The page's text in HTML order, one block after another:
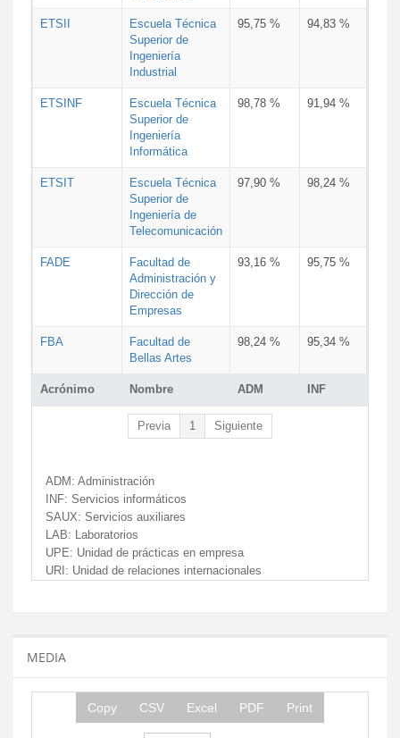
Acrónimo Nombre ADM INF
ETSII
Escuela Técnica
Superior de
Ingeniería
Industrial
95,75 % 94,83 %
ETSINF
Escuela Técnica
Superior de
Ingeniería
Informática
98,78 % 91,94 %
ETSIT
Escuela Técnica
Superior de
Ingeniería de
Telecomunicación
97,90 % 98,24 %
FADE
Facultad de
Administración y
Dirección de
Empresas
93,16 % 95,75 %
FBA
Facultad de
Bellas Artes
98,24 % 95,34 %
Previa 1 Siguiente
ADM: Administración
INF: Servicios informáticos
SAUX: Servicios auxiliares
LAB: Laboratorios
UPE: Unidad de prácticas en empresa
URI: Unidad de relaciones internacionales
MEDIA
Copy CSV Excel PDF Print